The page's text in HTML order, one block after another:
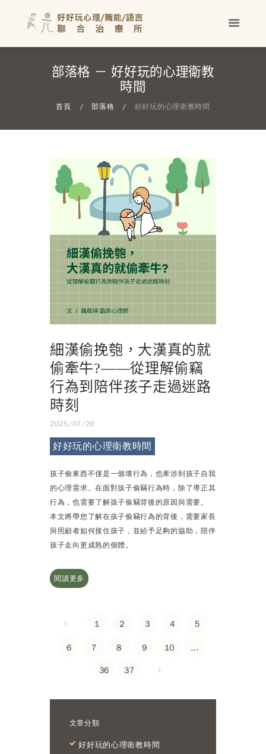
部落格 － 好好玩的心理衛教
時間
首頁 部落格 好好玩的心理衛教時間
細漢偷挽匏，大漢真的就
偷牽牛?——從理解偷竊
行為到陪伴孩子走過迷路
時刻
2025/07/29
好好玩的心理衛教時間
孩子偷東西不僅是一個壞行為，也牽涉到孩子自我
的心理需求。在面對孩子偷竊行為時，除了導正其
行為，也需要了解孩子偷竊背後的原因與需要。
本文將帶您了解在孩子偷竊行為的背後，需要家長
與照顧者如何接住孩子，並給予足夠的協助，陪伴
孩子走向更成熟的個體。
閱讀更多
1 2 3 4 5
6 7 8 9 10 ...
36 37
文章分類
好好玩的心理衛教時間